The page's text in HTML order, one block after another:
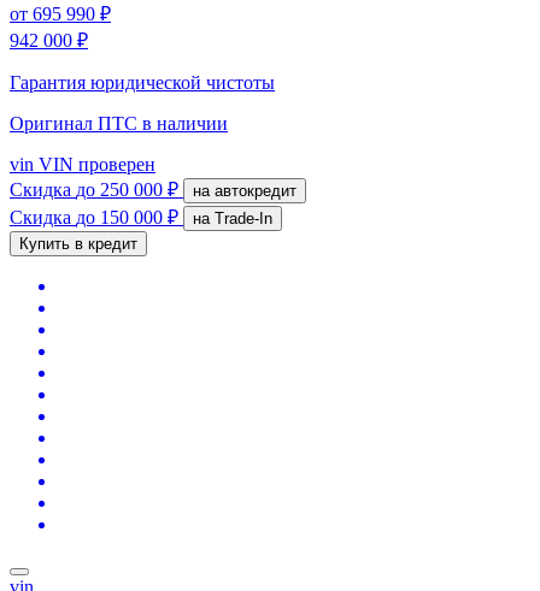
от 695 990 ₽
942 000 ₽
Гарантия юридической чистоты
Оригинал ПТС в наличии
vin VIN проверен
Скидка до 250 000 ₽ на автокредит
Скидка до 150 000 ₽
на Trade-In
Купить в кредит
vin